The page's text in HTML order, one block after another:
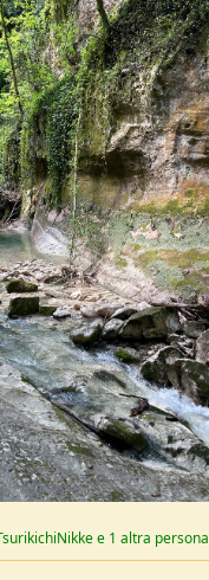
e 1 altra persona